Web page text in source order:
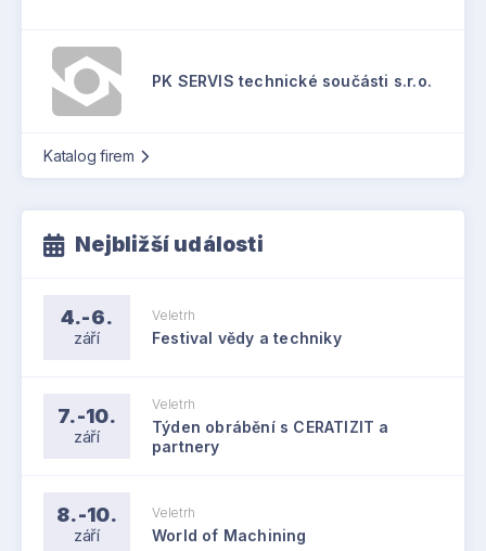
PK SERVIS technické součásti s.r.o.
Katalog firem
Nejbližší události
4.-6.
září
Veletrh
Festival vědy a techniky
7.-10.
září
Veletrh
Týden obrábění s CERATIZIT a
partnery
8.-10.
září
Veletrh
World of Machining